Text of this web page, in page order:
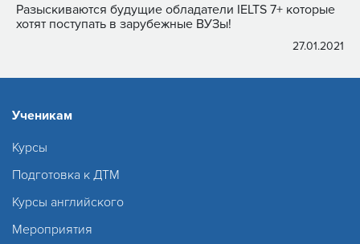
Разыскиваются будущие обладатели IELTS 7+ которые
хотят поступать в зарубежные ВУЗы!
27.01.2021
Ученикам
Курсы
Подготовка к ДТМ
Курсы английского
Мероприятия